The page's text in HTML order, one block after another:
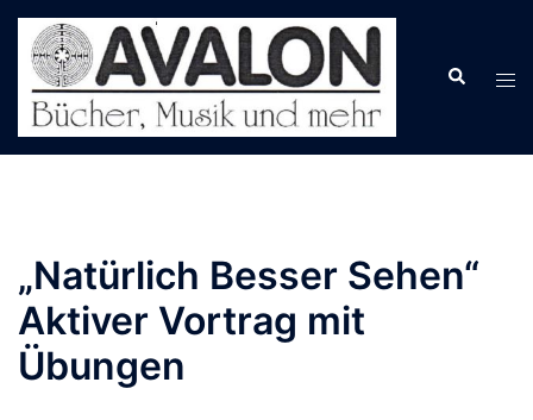
Zum
Inhalt
springen
„Natürlich Besser Sehen“
Aktiver Vortrag mit
Übungen